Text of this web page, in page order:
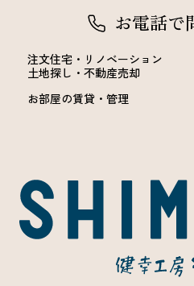
お電話で
注文住宅・リノベーション
土地探し・不動産売却
お部屋の賃貸・管理